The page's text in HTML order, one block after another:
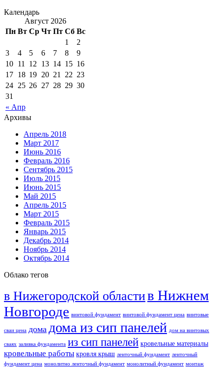
Календарь
Август 2026
Пн Вт Ср Чт Пт Сб Вс
« Апр
1
2
3
4 5 6 7 8
9
10 11 12 13 14 15 16
17 18 19 20 21 22 23
24 25 26 27 28 29 30
31
Архивы
Апрель 2018
Март 2017
Июнь 2016
Февраль 2016
Сентябрь 2015
Июль 2015
Июнь 2015
Май 2015
Апрель 2015
Март 2015
Февраль 2015
Январь 2015
Декабрь 2014
Ноябрь 2014
Октябрь 2014
Облако тегов
в Нижегородской областив Нижнем
Новгороде винтовой фундамент винтовой фундамент цена винтовые
сваи цена дома дома из сип панелей дом на винтовых
сваях заливка фундамента из сип панелей кровельные материалы
кровельные работы кровля крыш ленточный фундамент ленточный
фундамент цена монолитно ленточный фундамент монолитный фундамент монтаж